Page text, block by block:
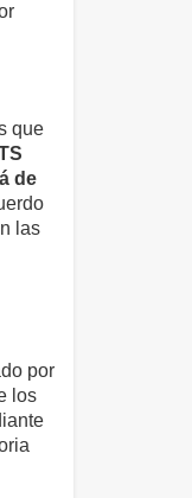
que
de
las
por
los